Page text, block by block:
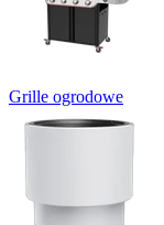
Grille ogrodowe